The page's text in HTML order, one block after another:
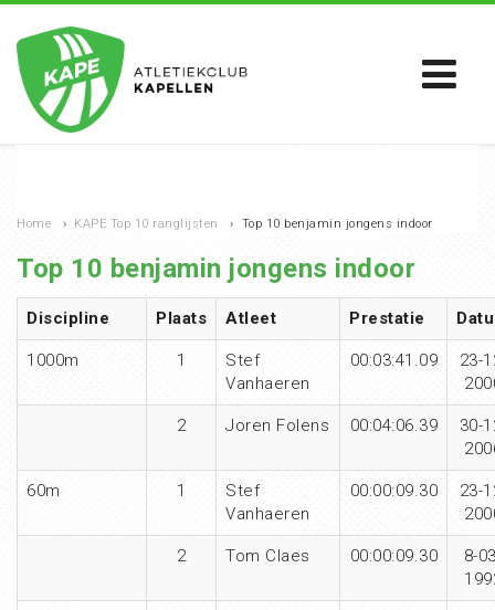
Home › KAPE Top 10 ranglijsten › Top 10 benjamin jongens indoor
Top 10 benjamin jongens indoor
Discipline Plaats Atleet Prestatie
1000m 1
Stef
Vanhaeren
00:03:41.09
23-
2 Joren Folens 00:04:06.39
30-
60m 1
Stef
Vanhaeren
00:00:09.30
23-
2 Tom Claes 00:00:09.30
8-